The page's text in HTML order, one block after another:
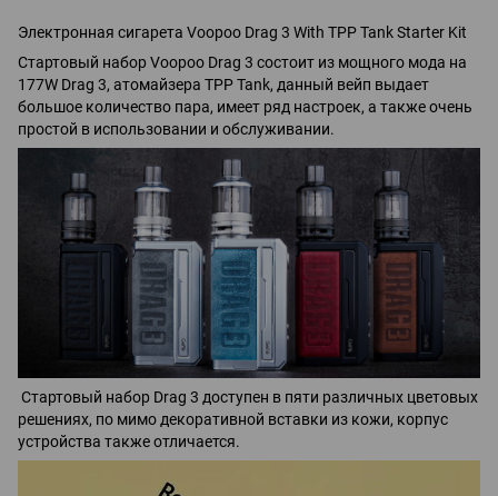
Электронная сигарета Voopoo Drag 3 With TPP Tank Starter Kit
Стартовый набор Voopoo Drag 3 состоит из мощного мода на
177W Drag 3, атомайзера TPP Tank, данный вейп выдает
большое количество пара, имеет ряд настроек, а также очень
простой в использовании и обслуживании.
Стартовый набор Drag 3 доступен в пяти различных цветовых
решениях, по мимо декоративной вставки из кожи, корпус
устройства также отличается.